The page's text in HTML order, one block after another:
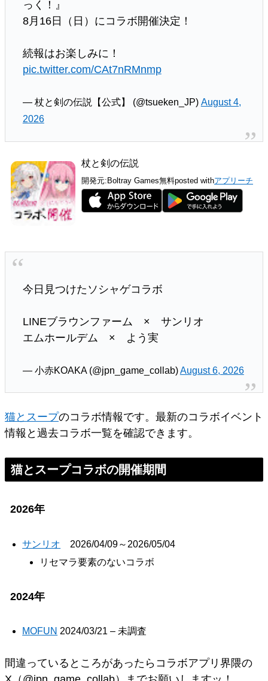
っく！』
8月16日（日）にコラボ開催決定！
続報はお楽しみに！
pic.twitter.com/CAt7nRMnmp
— 杖と剣の伝説【公式】 (@tsueken_JP) August 4,
2026
杖と剣の伝説
開発元: Boltray Games無料posted withアプリーチ
今日見つけたソシャゲコラボ
LINEブラウンファーム × サンリオ
エムホールデム × よう実
— 小赤KOAKA (@jpn_game_collab)August 6, 2026
猫とスープのコラボ情報です。最新のコラボイベント
情報と過去コラボ一覧を確認できます。
猫とスープコラボの開催期間
2026年
サンリオ 2026/04/09～2026/05/04
リセマラ要素のないコラボ
2024年
MOFUN 2024/03/21 – 未調査
間違っているところがあったらコラボアプリ界隈の